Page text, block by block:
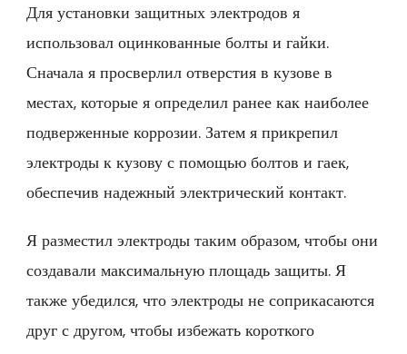
Для установки защитных электродов я
использовал оцинкованные болты и гайки.
Сначала я просверлил отверстия в кузове в
местах, которые я определил ранее как наиболее
подверженные коррозии. Затем я прикрепил
электроды к кузову с помощью болтов и гаек,
обеспечив надежный электрический контакт.
Я разместил электроды таким образом, чтобы они
создавали максимальную площадь защиты. Я
также убедился, что электроды не соприкасаются
друг с другом, чтобы избежать короткого